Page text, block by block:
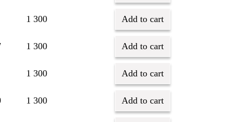
1 300 Add to cart
1 300 Add to cart
1 300 Add to cart
1 300 Add to cart